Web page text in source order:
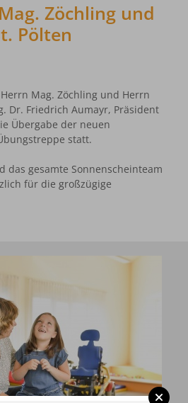
Zöchling und
Pölten
Mag. Zöchling und Herrn
Dr. Friedrich Aumayr, Präsident
Übergabe der neuen
statt.
das gesamte Sonnenscheinteam
für die großzügige